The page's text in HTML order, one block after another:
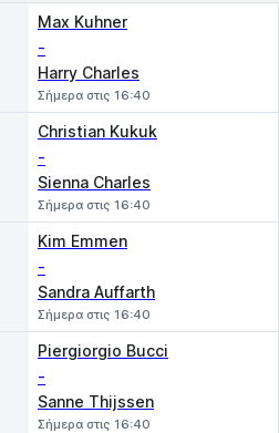
Max Kuhner
-
Harry Charles
Σήμερα στις 16:40
Christian Kukuk
-
Sienna Charles
Σήμερα στις 16:40
Kim Emmen
-
Sandra Auffarth
Σήμερα στις 16:40
Piergiorgio Bucci
-
Sanne Thijssen
Σήμερα στις 16:40